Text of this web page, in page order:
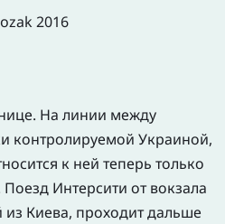
2016
На линии между
контролируемой Украиной,
к ней теперь только
Интерсити от вокзала
Киева, проходит дальше